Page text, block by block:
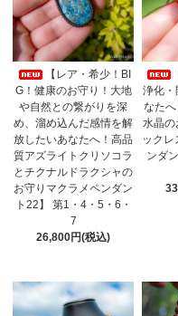
【レア・希少！BI
G！健康のお守り！大地
や自然との繋がりを深
め、溜め込んだ感情を解
放したいあなたへ！高品
質アズライトクリソコラ
とチクナルドラクシャの
お守りマクラメペンダン
ト22】 第1・4・5・6・
7
26,800円(税込)
浄化・
なた
水晶の
ック
ンダ